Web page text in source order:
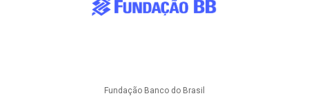
Fundação Banco do Brasil